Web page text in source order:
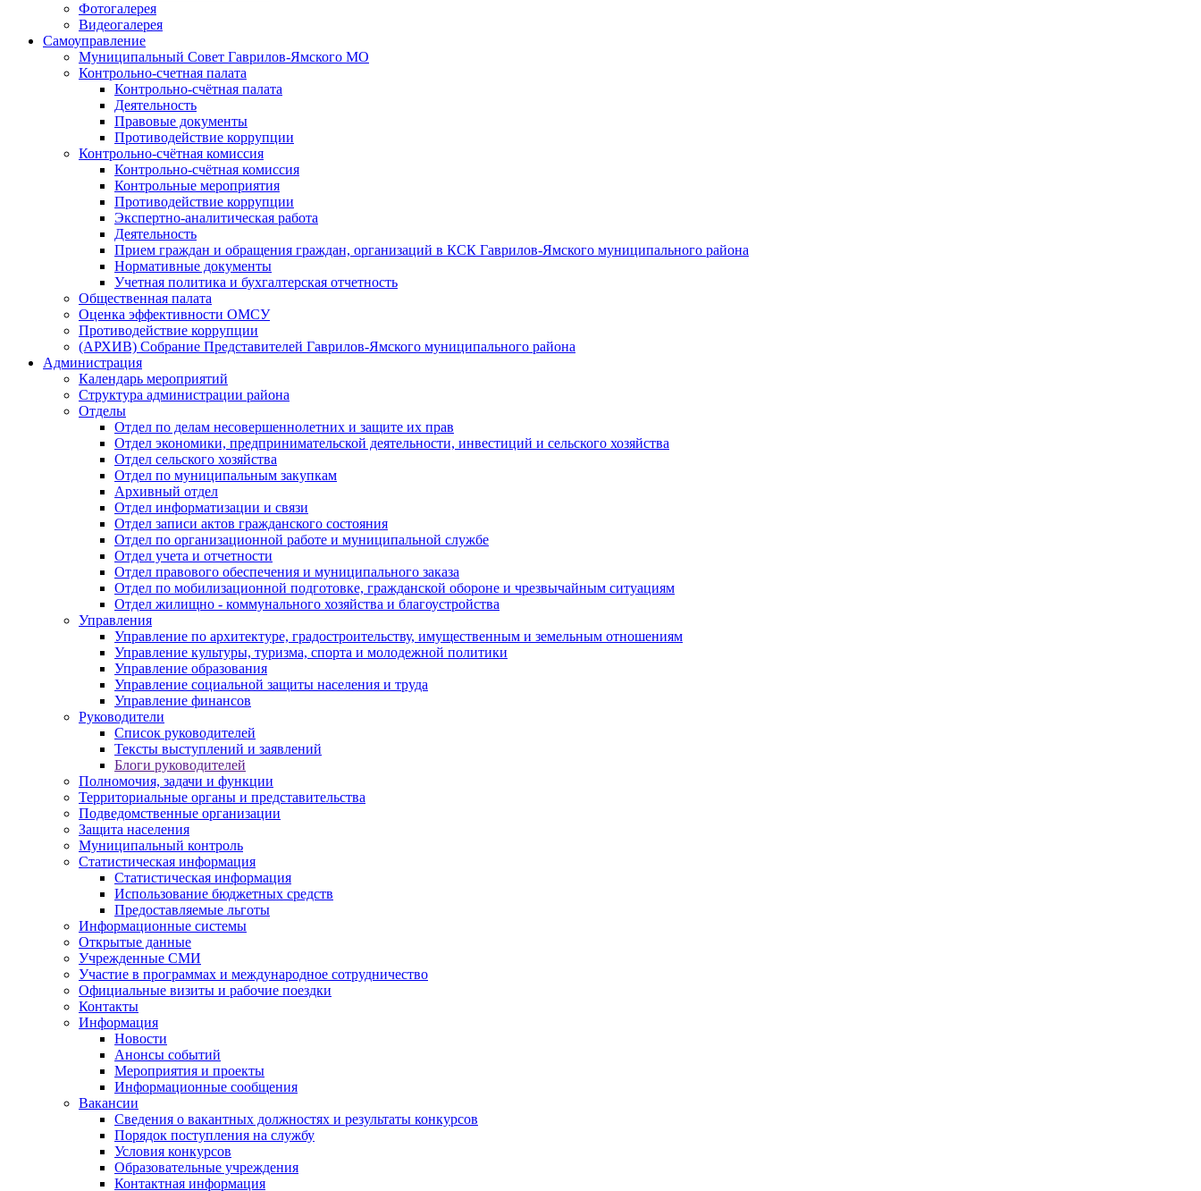
Фотогалерея
Видеогалерея
Самоуправление
Муниципальный Совет Гаврилов-Ямского МО
Контрольно-счетная палата
Контрольно-счётная палата
Деятельность
Правовые документы
Противодействие коррупции
Контрольно-счётная комиссия
Контрольно-счётная комиссия
Контрольные мероприятия
Противодействие коррупции
Экспертно-аналитическая работа
Деятельность
Прием граждан и обращения граждан, организаций в КСК Гаврилов-Ямского муниципального района
Нормативные документы
Учетная политика и бухгалтерская отчетность
Общественная палата
Оценка эффективности ОМСУ
Противодействие коррупции
(АРХИВ) Собрание Представителей Гаврилов-Ямского муниципального района
Администрация
Календарь мероприятий
Структура администрации района
Отделы
Отдел по делам несовершеннолетних и защите их прав
Отдел экономики, предпринимательской деятельности, инвестиций и сельского хозяйства
Отдел сельского хозяйства
Отдел по муниципальным закупкам
Архивный отдел
Отдел информатизации и связи
Отдел записи актов гражданского состояния
Отдел по организационной работе и муниципальной службе
Отдел учета и отчетности
Отдел правового обеспечения и муниципального заказа
Отдел по мобилизационной подготовке, гражданской обороне и чрезвычайным ситуациям
Отдел жилищно - коммунального хозяйства и благоустройства
Управления
Управление по архитектуре, градостроительству, имущественным и земельным отношениям
Управление культуры, туризма, спорта и молодежной политики
Управление образования
Управление социальной защиты населения и труда
Управление финансов
Руководители
Список руководителей
Тексты выступлений и заявлений
Блоги руководителей
Полномочия, задачи и функции
Территориальные органы и представительства
Подведомственные организации
Защита населения
Муниципальный контроль
Статистическая информация
Статистическая информация
Использование бюджетных средств
Предоставляемые льготы
Информационные системы
Открытые данные
Учрежденные СМИ
Участие в программах и международное сотрудничество
Официальные визиты и рабочие поездки
Контакты
Информация
Новости
Анонсы событий
Мероприятия и проекты
Информационные сообщения
Вакансии
Сведения о вакантных должностях и результаты конкурсов
Порядок поступления на службу
Условия конкурсов
Образовательные учреждения
Контактная информация